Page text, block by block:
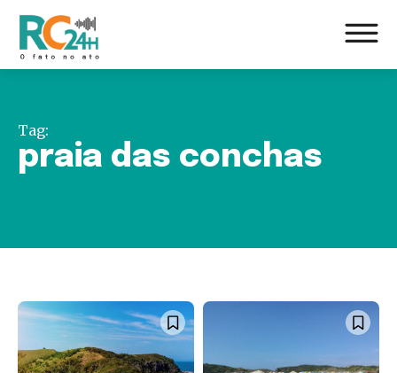
Tag:
praia das conchas